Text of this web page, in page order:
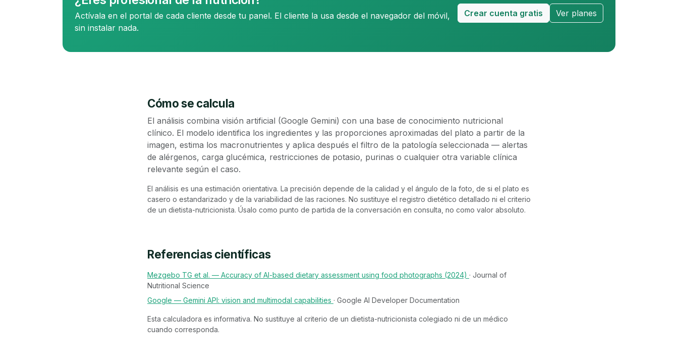
Actívala en el portal de cada cliente desde tu panel. El cliente la usa desde el navegador del móvil,
sin instalar nada.
Crear cuenta gratis Ver planes
Cómo se calcula
El análisis combina visión artificial (Google Gemini) con una base de conocimiento nutricional
clínico. El modelo identifica los ingredientes y las proporciones aproximadas del plato a partir de la
imagen, estima los macronutrientes y aplica después el filtro de la patología seleccionada — alertas
de alérgenos, carga glucémica, restricciones de potasio, purinas o cualquier otra variable clínica
relevante según el caso.
El análisis es una estimación orientativa. La precisión depende de la calidad y el ángulo de la foto, de si el plato es
casero o estandarizado y de la variabilidad de las raciones. No sustituye el registro dietético detallado ni el criterio
de un dietista-nutricionista. Úsalo como punto de partida de la conversación en consulta, no como valor absoluto.
Referencias científicas
Mezgebo TG et al. — Accuracy of AI-based dietary assessment using food photographs (2024) · Journal of
Nutritional Science
Google — Gemini API: vision and multimodal capabilities · Google AI Developer Documentation
Esta calculadora es informativa. No sustituye al criterio de un dietista-nutricionista colegiado ni de un médico
cuando corresponda.